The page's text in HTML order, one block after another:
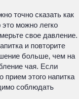
точно сказать как
можно легко
свое давление.
и повторите
больше, чем на
чая. Если
прием этого напитка
соблюдать